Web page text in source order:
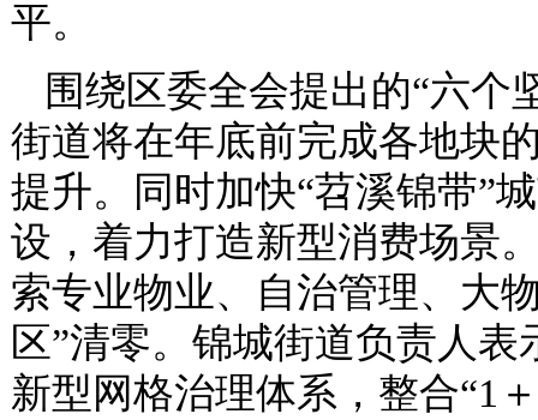
平。
围绕区委全会提出的“六个
街道将在年底前完成各地块
提升。同时加快“苕溪锦带”
设，着力打造新型消费场景
索专业物业、自治管理、大
区”清零。锦城街道负责人
新型网格治理体系，整合“1